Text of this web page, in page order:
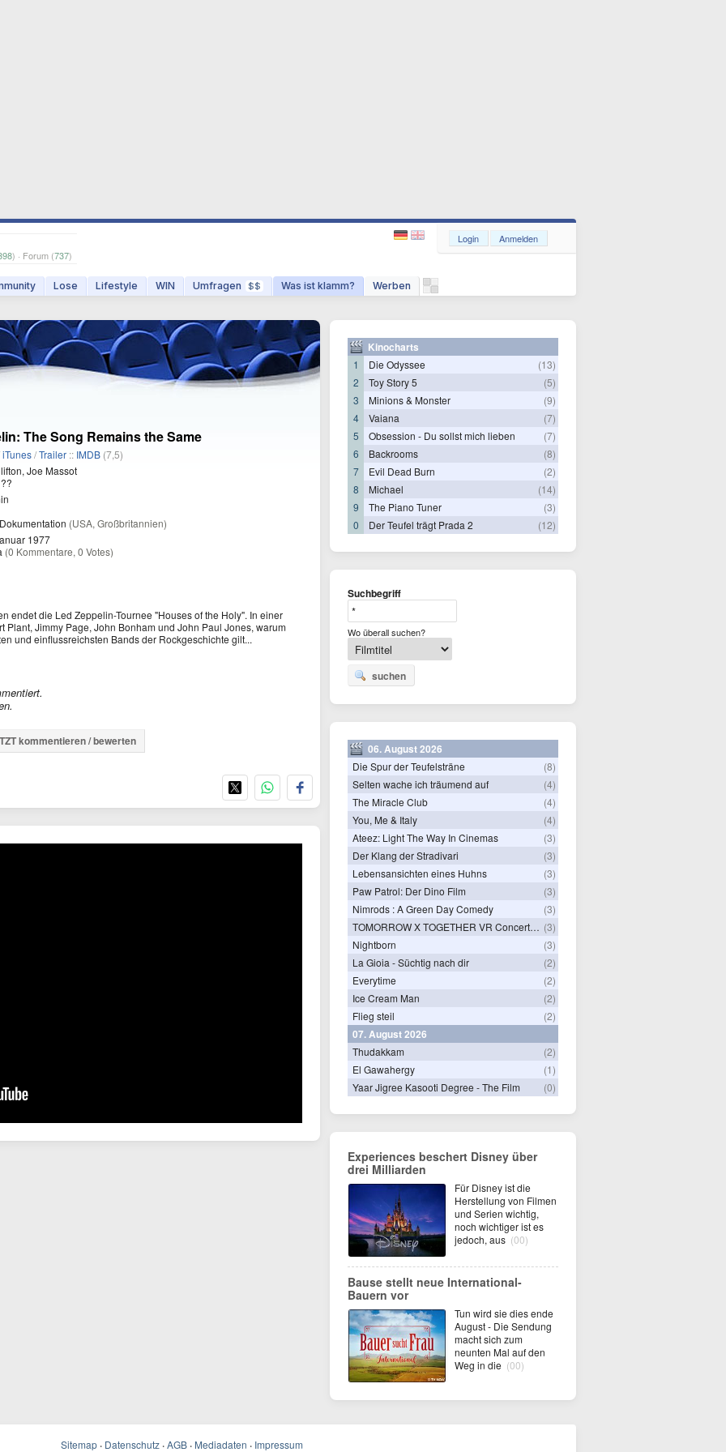
) · Forum (737)
Lose Lifestyle WIN Umfragen $$ Was ist klamm? Werben
Login Anmelden
The Song Remains the Same
iTunes/Trailer :: IMDB (7,5)
Joe Massot
(USA, Großbritannien)
1977
(0 Kommentare, 0 Votes)
endet die Led Zeppelin-Tournee "Houses of the Holy". In einer
Jimmy Page, John Bonham und John Paul Jones, warum
und einflussreichsten Bands der Rockgeschichte gilt...
kommentieren / bewerten
Kinocharts
1 Die Odyssee
(13)
2
Toy Story 5
(5)
3
Minions & Monster
(9)
4
Vaiana
(7)
5
Obsession - Du sollst mich lieben
(7)
6
Backrooms
(8)
7
Evil Dead Burn
(2)
8
Michael
(14)
9
The Piano Tuner
(3)
0
Der Teufel trägt Prada 2 (12)
Suchbegriff
Wo überall suchen?
suchen
06. August 2026
Die Spur der Teufelsträne
(8)
Selten wache ich träumend auf
(4)
The Miracle Club
(4)
You, Me & Italy
(4)
Ateez: Light The Way In Cinemas
(3)
Der Klang der Stradivari
(3)
Lebensansichten eines Huhns
(3)
Paw Patrol: Der Dino Film
(3)
Nimrods : A Green Day Comedy
(3)
TOMORROW X TOGETHER VR Concert: Endless Ride (3)
Nightborn
(3)
La Gioia - Süchtig nach dir
(2)
Everytime
(2)
Ice Cream Man
(2)
Flieg steil
(2)
07. August 2026
Thudakkam
(2)
El Gawahergy
(1)
Yaar Jigree Kasooti Degree - The Film
(0)
Experiences beschert Disney über
drei Milliarden
Für Disney ist die
Herstellung von Filmen
und Serien wichtig,
noch wichtiger ist es
jedoch, aus (00)
Bause stellt neue International-
Bauern vor
Tun wird sie dies ende
August - Die Sendung
macht sich zum
neunten Mal auf den
Weg in die (00)
Sitemap · Datenschutz · AGB · Mediadaten · Impressum